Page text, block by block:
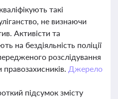
такі
не визнаючи
Активісти та
на бездіяльність поліції
розслідування
правозахисників. Джерело
підсумок змісту